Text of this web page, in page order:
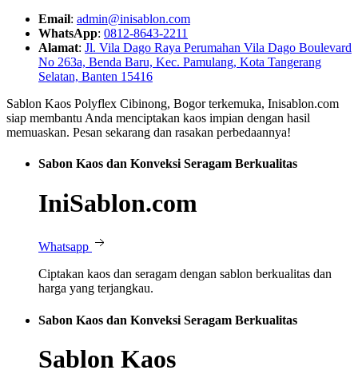
Email: admin@inisablon.com
WhatsApp: 0812-8643-2211
Alamat: Jl. Vila Dago Raya Perumahan Vila Dago Boulevard
No 263a, Benda Baru, Kec. Pamulang, Kota Tangerang
Selatan, Banten 15416
Sablon Kaos Polyflex Cibinong, Bogor terkemuka, Inisablon.com
siap membantu Anda menciptakan kaos impian dengan hasil
memuaskan. Pesan sekarang dan rasakan perbedaannya!
Sabon Kaos dan Konveksi Seragam Berkualitas
IniSablon.com
Whatsapp
Ciptakan kaos dan seragam dengan sablon berkualitas dan
harga yang terjangkau.
Sabon Kaos dan Konveksi Seragam Berkualitas
Sablon Kaos